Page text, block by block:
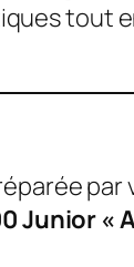
tout
par
Junior «